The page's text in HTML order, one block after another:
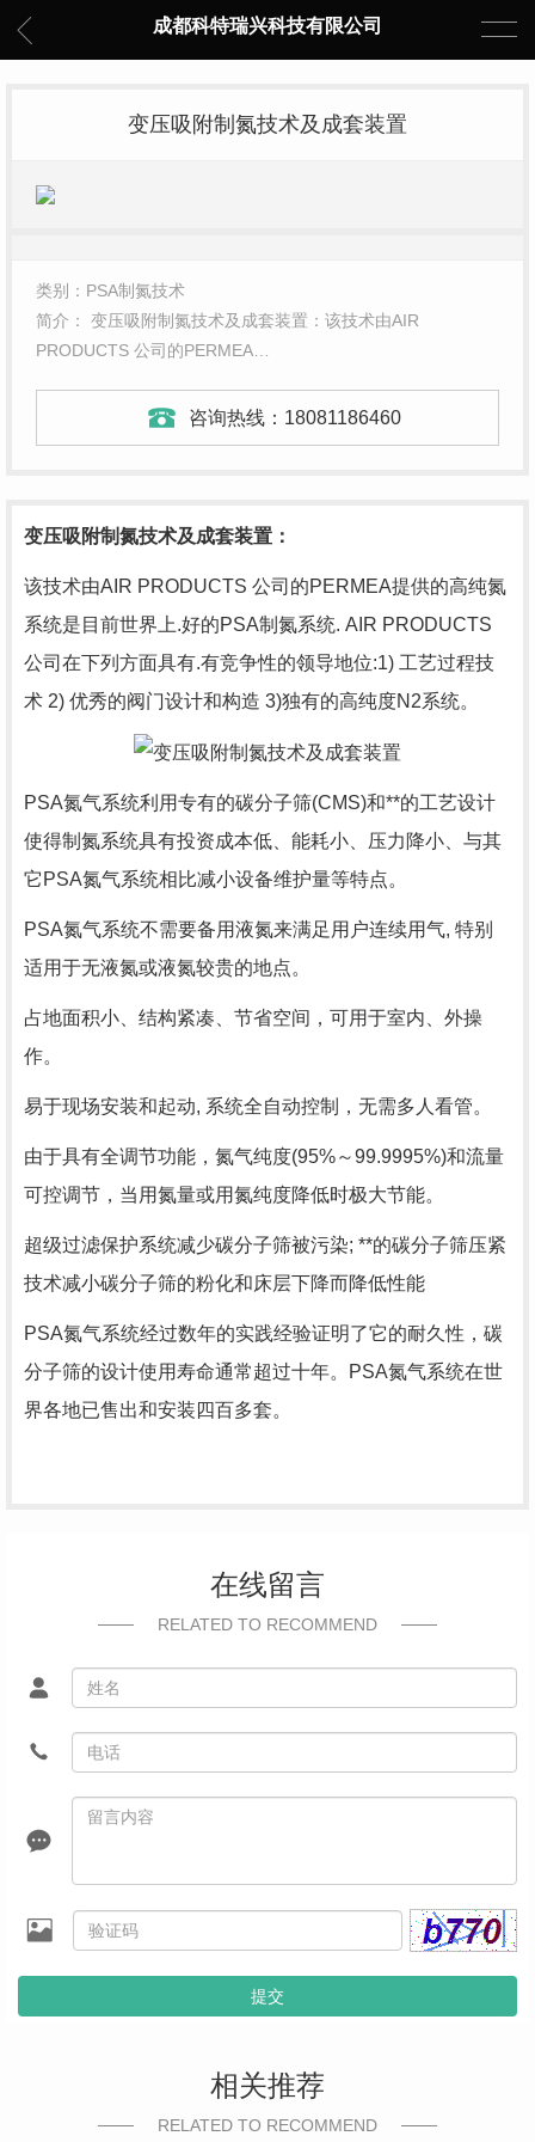
成都科特瑞兴科技有限公司
变压吸附制氮技术及成套装置
类别：PSA制氮技术
简介： 变压吸附制氮技术及成套装置：该技术由AIR
PRODUCTS 公司的PERMEA…
咨询热线： 18081186460
变压吸附制氮技术及成套装置：
该技术由AIR PRODUCTS 公司的PERMEA提供的高纯氮
系统是目前世界上.好的PSA制氮系统. AIR PRODUCTS
公司在下列方面具有.有竞争性的领导地位:1) 工艺过程技
术 2) 优秀的阀门设计和构造 3)独有的高纯度N2系统。
PSA氮气系统利用专有的碳分子筛(CMS)和**的工艺设计
使得制氮系统具有投资成本低、能耗小、压力降小、与其
它PSA氮气系统相比减小设备维护量等特点。
PSA氮气系统不需要备用液氮来满足用户连续用气, 特别
适用于无液氮或液氮较贵的地点。
占地面积小、结构紧凑、节省空间，可用于室内、外操
作。
易于现场安装和起动, 系统全自动控制，无需多人看管。
由于具有全调节功能，氮气纯度(95%～99.9995%)和流量
可控调节，当用氮量或用氮纯度降低时极大节能。
超级过滤保护系统减少碳分子筛被污染; **的碳分子筛压紧
技术减小碳分子筛的粉化和床层下降而降低性能
PSA氮气系统经过数年的实践经验证明了它的耐久性，碳
分子筛的设计使用寿命通常超过十年。PSA氮气系统在世
界各地已售出和安装四百多套。
在线留言
RELATED TO RECOMMEND
提交
相关推荐
RELATED TO RECOMMEND